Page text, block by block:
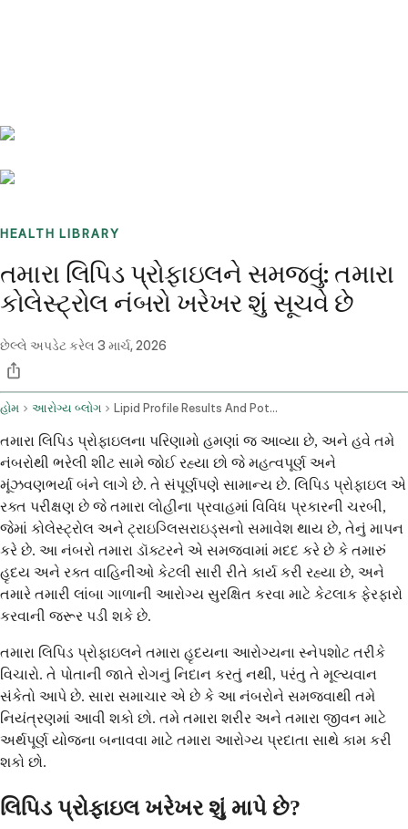
HEALTH LIBRARY
તમારા લિપિડ પ્રોફાઇલને સમજવું: તમારા
કોલેસ્ટ્રોલ નંબરો ખરેખર શું સૂચવે છે
છેલ્લે અપડેટ કરેલ 3 માર્ચ, 2026
હોમ આરોગ્ય બ્લોગ Lipid Profile Results And Potential Health Risks
તમારા લિપિડ પ્રોફાઇલના પરિણામો હમણાં જ આવ્યા છે, અને હવે તમે
નંબરોથી ભરેલી શીટ સામે જોઈ રહ્યા છો જે મહત્વપૂર્ણ અને
મૂંઝવણભર્યા બંને લાગે છે. તે સંપૂર્ણપણે સામાન્ય છે. લિપિડ પ્રોફાઇલ એ
રક્ત પરીક્ષણ છે જે તમારા લોહીના પ્રવાહમાં વિવિધ પ્રકારની ચરબી,
જેમાં કોલેસ્ટ્રોલ અને ટ્રાઇગ્લિસરાઇડ્સનો સમાવેશ થાય છે, તેનું માપન
કરે છે. આ નંબરો તમારા ડૉક્ટરને એ સમજવામાં મદદ કરે છે કે તમારું
હૃદય અને રક્ત વાહિનીઓ કેટલી સારી રીતે કાર્ય કરી રહ્યા છે, અને
તમારે તમારી લાંબા ગાળાની આરોગ્ય સુરક્ષિત કરવા માટે કેટલાક ફેરફારો
કરવાની જરૂર પડી શકે છે.
તમારા લિપિડ પ્રોફાઇલને તમારા હૃદયના આરોગ્યના સ્નેપશોટ તરીકે
વિચારો. તે પોતાની જાતે રોગનું નિદાન કરતું નથી, પરંતુ તે મૂલ્યવાન
સંકેતો આપે છે. સારા સમાચાર એ છે કે આ નંબરોને સમજવાથી તમે
નિયંત્રણમાં આવી શકો છો. તમે તમારા શરીર અને તમારા જીવન માટે
અર્થપૂર્ણ યોજના બનાવવા માટે તમારા આરોગ્ય પ્રદાતા સાથે કામ કરી
શકો છો.
લિપિડ પ્રોફાઇલ ખરેખર શું માપે છે?